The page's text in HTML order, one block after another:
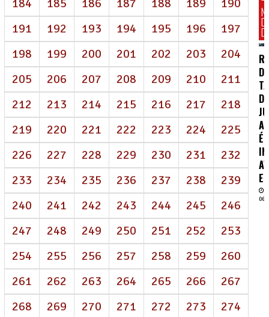
184
185 186 187 188 189
190
191
192 193 194 195 196
197
198
199 200 201 202 203
204
205
206 207 208 209 210
211
212
213 214 215 216 217
218
219
220 221 222 223 224
225
226
227 228 229 230 231
232
233
234 235 236 237 238
239
240
241 242 243 244 245
246
247
248 249 250 251 252
253
254
255 256 257 258 259
260
261
262 263 264 265 266
267
268
269 270 271 272 273
274
DA
DE
É
06/